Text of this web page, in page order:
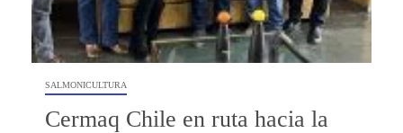
SALMONICULTURA
Cermaq Chile en ruta hacia la